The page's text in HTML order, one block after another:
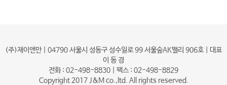
(주)재이앤만 | 04790 서울시 성동구 성수일로 99 서울숲AK밸리 906호 | 대표
이 동 경
전화 : 02-498-8830 | 팩스 : 02-498-8829
Copyright 2017 J&M co.,ltd. All rights reserved.